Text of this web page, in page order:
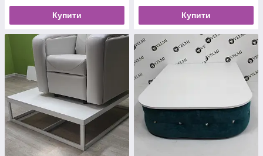
Купити Купити